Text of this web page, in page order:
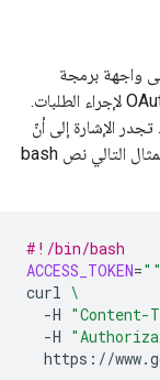
واجهة برمجة
تطبيقات Fit REST يجب أن يتوفّر رمز الدخول OAuth لإجراء الطلبات.
تجدر الإشارة إلى أنّ
رموز الدخول تنتهي صلاحيتها بعد ساعة. يوضح المثال التالي نص bash
#!/bin/bash
ACCESS_TOKEN=" "
curl \
-H
-H
https://